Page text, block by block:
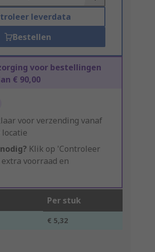
leverdata
Bestellen
voor bestellingen
€ 90,00
voor verzending vanaf
locatie
Klik op 'Controleer
voorraad en
Per stuk
€ 5,32